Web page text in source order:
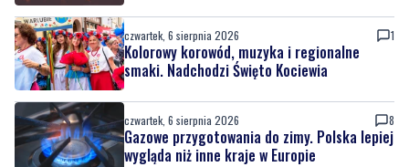
czwartek, 6 sierpnia 2026 1
Kolorowy korowód, muzyka i regionalne
smaki. Nadchodzi Święto Kociewia
czwartek, 6 sierpnia 2026 8
Gazowe przygotowania do zimy. Polska lepiej
wygląda niż inne kraje w Europie